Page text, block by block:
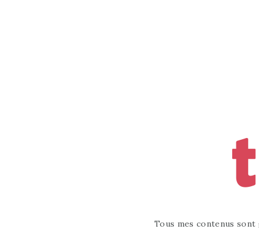
Tous mes contenus